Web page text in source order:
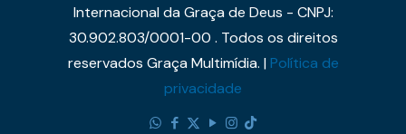
Internacional da Graça de Deus - CNPJ:
30.902.803/0001-00 . Todos os direitos
reservados Graça Multimídia. |Política de
privacidade